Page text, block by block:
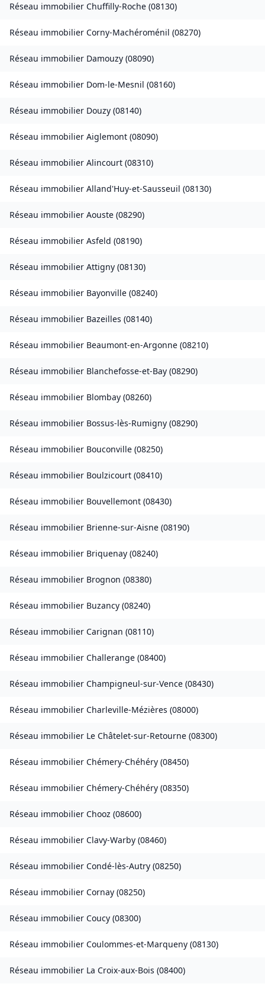
Réseau immobilier Chuffilly-Roche (08130)
Réseau immobilier Corny-Machéroménil (08270)
Réseau immobilier Damouzy (08090)
Réseau immobilier Dom-le-Mesnil (08160)
Réseau immobilier Douzy (08140)
Réseau immobilier Aiglemont (08090)
Réseau immobilier Alincourt (08310)
Réseau immobilier Alland'Huy-et-Sausseuil (08130)
Réseau immobilier Aouste (08290)
Réseau immobilier Asfeld (08190)
Réseau immobilier Attigny (08130)
Réseau immobilier Bayonville (08240)
Réseau immobilier Bazeilles (08140)
Réseau immobilier Beaumont-en-Argonne (08210)
Réseau immobilier Blanchefosse-et-Bay (08290)
Réseau immobilier Blombay (08260)
Réseau immobilier Bossus-lès-Rumigny (08290)
Réseau immobilier Bouconville (08250)
Réseau immobilier Boulzicourt (08410)
Réseau immobilier Bouvellemont (08430)
Réseau immobilier Brienne-sur-Aisne (08190)
Réseau immobilier Briquenay (08240)
Réseau immobilier Brognon (08380)
Réseau immobilier Buzancy (08240)
Réseau immobilier Carignan (08110)
Réseau immobilier Challerange (08400)
Réseau immobilier Champigneul-sur-Vence (08430)
Réseau immobilier Charleville-Mézières (08000)
Réseau immobilier Le Châtelet-sur-Retourne (08300)
Réseau immobilier Chémery-Chéhéry (08450)
Réseau immobilier Chémery-Chéhéry (08350)
Réseau immobilier Chooz (08600)
Réseau immobilier Clavy-Warby (08460)
Réseau immobilier Condé-lès-Autry (08250)
Réseau immobilier Cornay (08250)
Réseau immobilier Coucy (08300)
Réseau immobilier Coulommes-et-Marqueny (08130)
Réseau immobilier La Croix-aux-Bois (08400)